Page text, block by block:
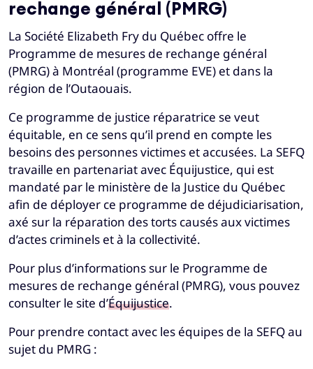
rechange général (PMRG)
La Société Elizabeth Fry du Québec offre le
Programme de mesures de rechange général
(PMRG) à Montréal (programme EVE) et dans la
région de l’Outaouais.
Ce programme de justice réparatrice se veut
équitable, en ce sens qu’il prend en compte les
besoins des personnes victimes et accusées. La SEFQ
travaille en partenariat avec Équijustice, qui est
mandaté par le ministère de la Justice du Québec
afin de déployer ce programme de déjudiciarisation,
axé sur la réparation des torts causés aux victimes
d’actes criminels et à la collectivité.
Pour plus d’informations sur le Programme de
mesures de rechange général (PMRG), vous pouvez
consulter le site d’Équijustice.
Pour prendre contact avec les équipes de la SEFQ au
sujet du PMRG :